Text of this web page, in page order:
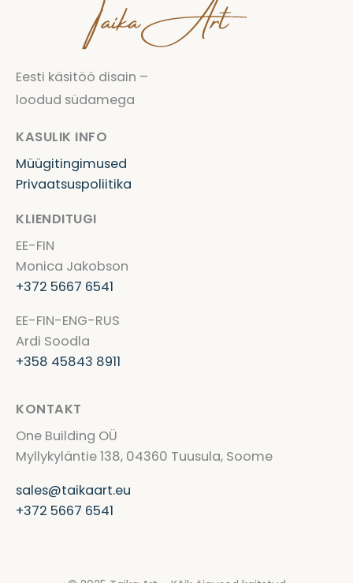
Eesti käsitöö disain –
loodud südamega
KASULIK INFO
Müügitingimused
Privaatsuspoliitika
KLIENDITUGI
EE-FIN
Monica Jakobson
+372 5667 6541
EE-FIN-ENG-RUS
Ardi Soodla
+358 45843 8911
KONTAKT
One Building OÜ
Myllykyläntie 138, 04360 Tuusula, Soome
sales@taikaart.eu
+372 5667 6541